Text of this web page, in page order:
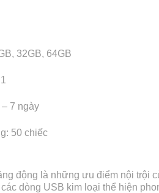
32GB, 64GB
– 7 ngày
50 chiếc
động là những ưu điểm nội trội
dòng USB kim loại thể hiện